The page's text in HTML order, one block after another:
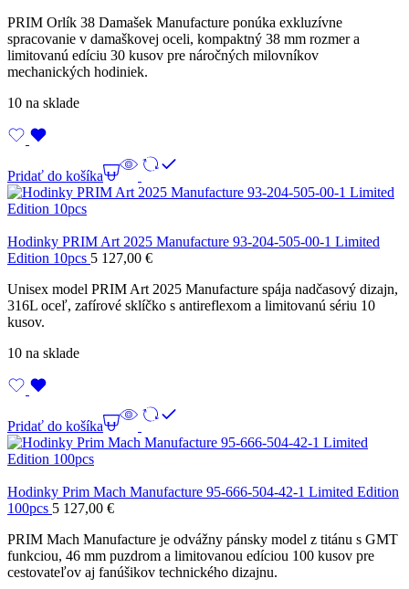
PRIM Orlík 38 Damašek Manufacture ponúka exkluzívne
spracovanie v damaškovej oceli, kompaktný 38 mm rozmer a
limitovanú edíciu 30 kusov pre náročných milovníkov
mechanických hodiniek.
10 na sklade
Pridať do košíka
Hodinky PRIM Art 2025 Manufacture 93-204-505-00-1 Limited
Edition 10pcs 5 127,00 €
Unisex model PRIM Art 2025 Manufacture spája nadčasový dizajn,
316L oceľ, zafírové sklíčko s antireflexom a limitovanú sériu 10
kusov.
10 na sklade
Pridať do košíka
Hodinky Prim Mach Manufacture 95-666-504-42-1 Limited Edition
100pcs 5 127,00 €
PRIM Mach Manufacture je odvážny pánsky model z titánu s GMT
funkciou, 46 mm puzdrom a limitovanou edíciou 100 kusov pre
cestovateľov aj fanúšikov technického dizajnu.